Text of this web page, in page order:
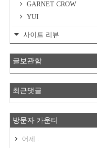
GARNET CROW
YUI
사이트 리뷰
글보관함
최근댓글
방문자 카운터
어제 :